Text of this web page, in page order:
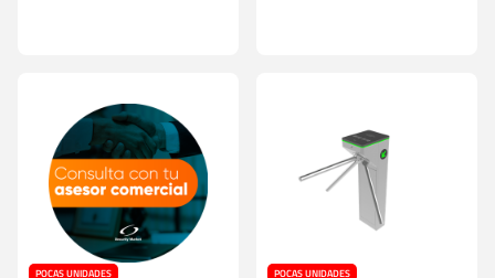
POCAS UNIDADES POCAS UNIDADES